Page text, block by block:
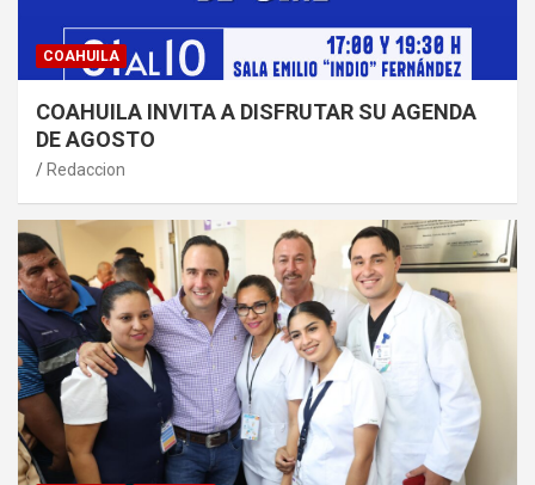
COAHUILA
COAHUILA INVITA A DISFRUTAR SU AGENDA
DE AGOSTO
Redaccion